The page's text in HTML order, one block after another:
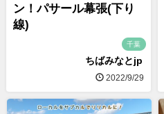
ン！パサール幕張(下り
線)
千葉
ちばみなとjp
2022/9/29